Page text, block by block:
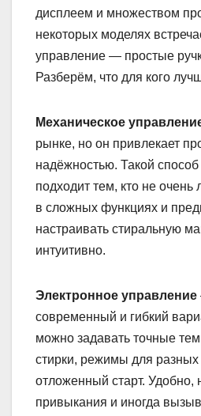
дисплеем и множеством
некоторых моделях
управление — простые
Разберём, что для кого
Механическое
рынке, но он привлекает
надёжностью. Такой
подходит тем, кто не очень
в сложных функциях и
настраивать стиральную
интуитивно.
Электронное управление
современный и гибкий
можно задавать точные
стирки, режимы для разных
отложенный старт. Удобно,
привыкания и иногда